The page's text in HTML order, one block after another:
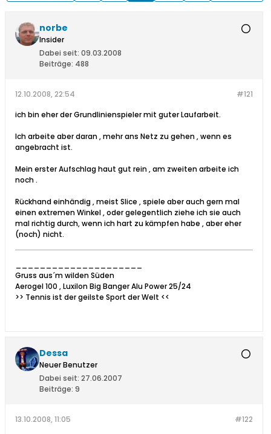
norbe
Insider
Dabei seit: 09.03.2008
Beiträge: 488
#121
12.10.2008, 22:54
ich bin eher der Grundlinienspieler mit guter Laufarbeit.
Ich arbeite aber daran , mehr ans Netz zu gehen , wenn es
angebracht ist.
Mein erster Aufschlag haut gut rein , am zweiten arbeite ich
noch .
Rückhand einhändig , meist Slice , spiele aber auch gern mal
einen extremen Winkel , oder gelegentlich ziehe ich sie auch
mal richtig durch, wenn ich hart zu kämpfen habe , aber eher
(noch) nicht.
Gruss aus´m wilden Süden
Aerogel 100 , Luxilon Big Banger Alu Power 25/24
>> Tennis ist der geilste Sport der Welt <<
Dessa
Neuer Benutzer
Dabei seit: 27.06.2007
Beiträge: 9
#122
13.10.2008, 11:05